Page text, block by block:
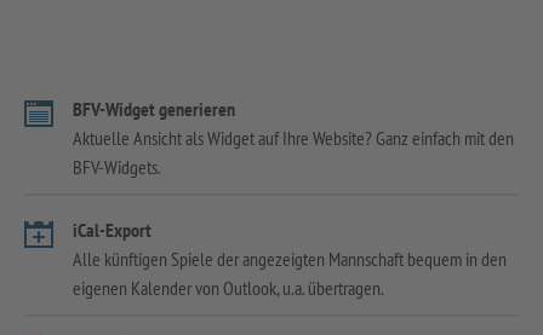
BFV-Widget generieren
Aktuelle Ansicht als Widget auf Ihre Website? Ganz einfach mit den
BFV-Widgets.
iCal-Export
Alle künftigen Spiele der angezeigten Mannschaft bequem in den
eigenen Kalender von Outlook, u.a. übertragen.